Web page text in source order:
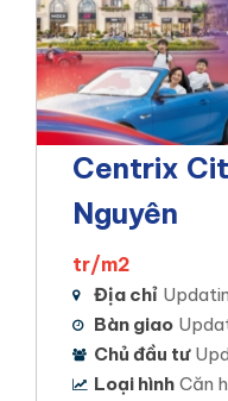
Centrix
Nguyên
tr/m2
Địa chỉ
Bàn giao
Chủ đầu tư
Loại hình Căn